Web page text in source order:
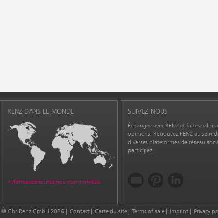
RENZ DANS LE MONDE
Retrouvez toutes nos coordonnées
SUIVEZ-NOUS
Échangez avec RENZ et faites valoir
opinions. Retrouvez RENZ au sein
diverses plateformes de réseau
participez.
© Chr. Renz GmbH 2026 Contact Carte du site Terms of sale Imprint Privacy